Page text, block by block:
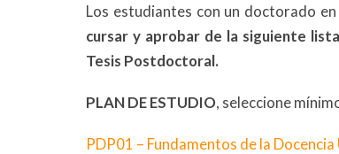
Los estudiantes con un doctorado
cursar y aprobar de la siguiente
Tesis Postdoctoral.
PLAN DE ESTUDIO, seleccione
PDP01 – Fundamentos de la